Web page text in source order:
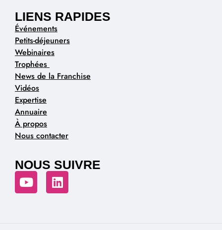
LIENS RAPIDES
Événements
Petits-déjeuners
Webinaires
Trophées
News de la Franchise
Vidéos
Expertise
Annuaire
À propos
Nous contacter
NOUS SUIVRE